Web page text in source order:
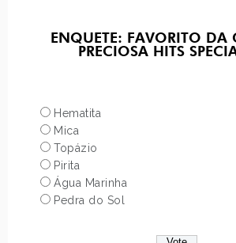
ENQUETE: FAVORITO DA
PRECIOSA HITS
Hematita
Mica
Topázio
Pirita
Água Marinha
Pedra do Sol